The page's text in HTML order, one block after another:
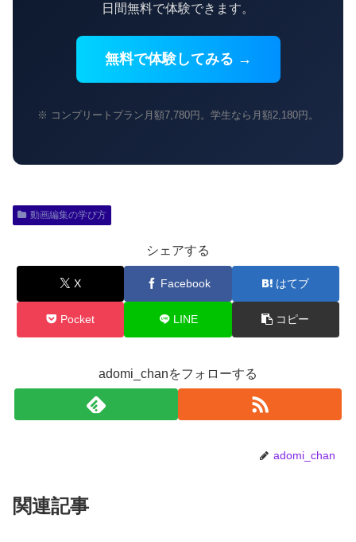
日間無料で体験できます。
無料で体験してみる →
※ コンプリートプラン月額7,780円。学生なら月額2,180円。
動画編集の学び方
シェアする
X Facebook はてブ
Pocket LINE コピー
adomi_chanをフォローする
adomi_chan
関連記事